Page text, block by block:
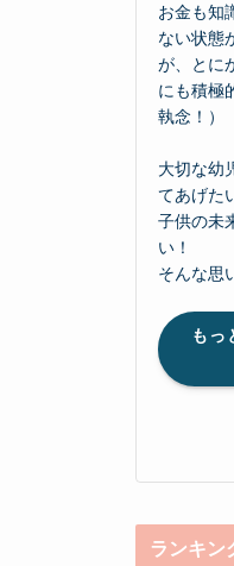
お金も知
ない状態
が、とに
にも積極
執念！）
大切な幼
てあげた
子供の未
い！
そんな思
もっ
ランキン